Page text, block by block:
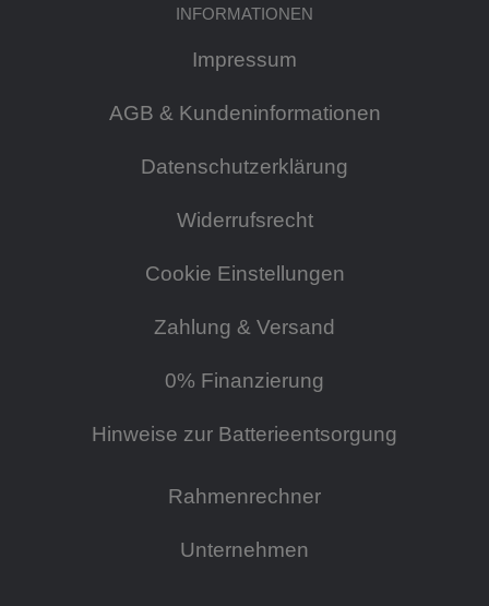
INFORMATIONEN
Impressum
AGB & Kundeninformationen
Datenschutzerklärung
Widerrufsrecht
Cookie Einstellungen
Zahlung & Versand
0% Finanzierung
Hinweise zur Batterieentsorgung
Rahmenrechner
Unternehmen